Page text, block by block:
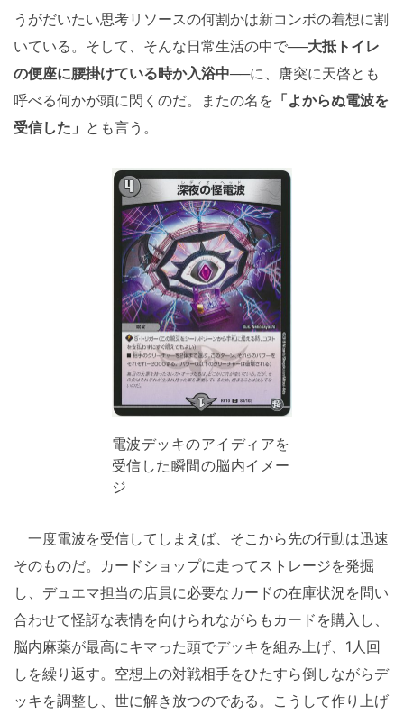
うがだいたい思考リソースの何割かは新コンボの着想に割
いている。そして、そんな日常生活の中で──大抵トイレ
の便座に腰掛けている時か入浴中──に、唐突に天啓とも
呼べる何かが頭に閃くのだ。またの名を 「よからぬ電波を
受信した」 とも言う。
電波デッキのアイディアを
受信した瞬間の脳内イメー
ジ
一度電波を受信してしまえば、そこから先の行動は迅速
そのものだ。カードショップに走ってストレージを発掘
し、デュエマ担当の店員に必要なカードの在庫状況を問い
合わせて怪訝な表情を向けられながらもカードを購入し、
脳内麻薬が最高にキマった頭でデッキを組み上げ、1人回
しを繰り返す。空想上の対戦相手をひたすら倒しながらデ
ッキを調整し、世に解き放つのである。こうして作り上げ